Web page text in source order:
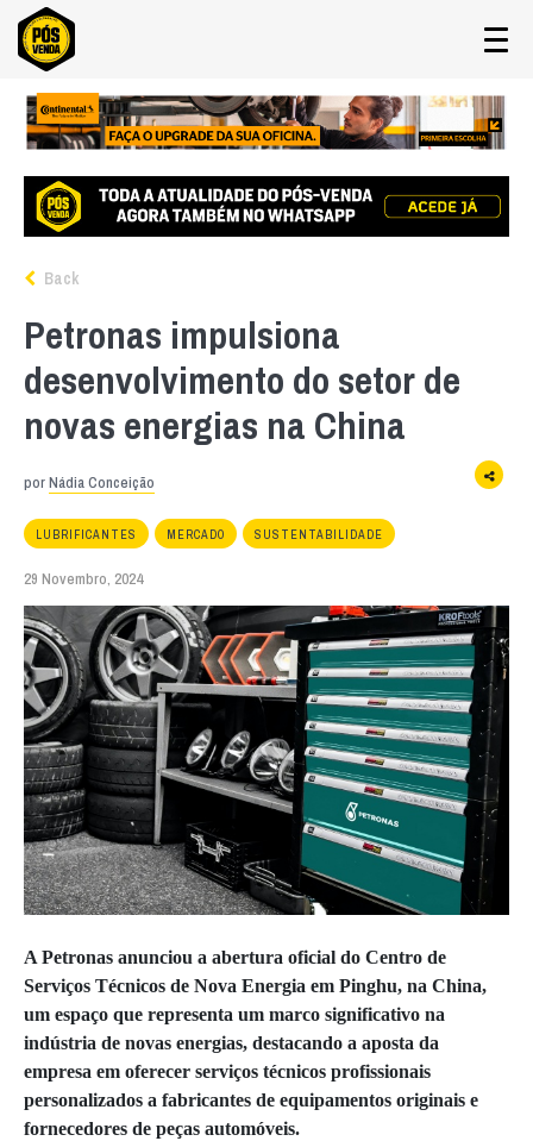
Back
Petronas impulsiona
desenvolvimento do setor de
novas energias na China
porNádia Conceição
LUBRIFICANTES MERCADO SUSTENTABILIDADE
29 Novembro, 2024
A Petronas anunciou a abertura oficial do Centro de
Serviços Técnicos de Nova Energia em Pinghu, na China,
um espaço que representa um marco significativo na
indústria de novas energias, destacando a aposta da
empresa em oferecer serviços técnicos profissionais
personalizados a fabricantes de equipamentos originais e
fornecedores de peças automóveis.